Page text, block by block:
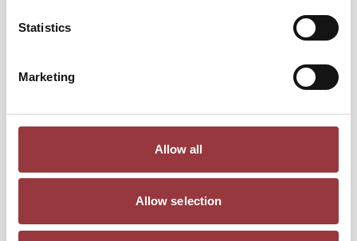
Statistics
Marketing
Allow all
Allow selection
ENSKÄRIG PLOG ARVIKA TD 114 PLOG